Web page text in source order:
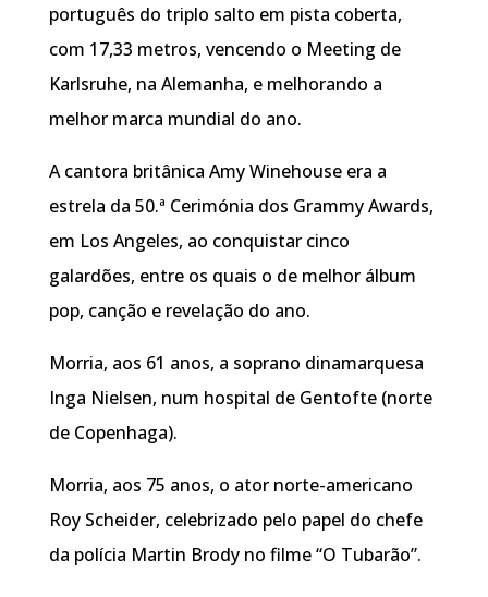
português do triplo salto em pista coberta,
com 17,33 metros, vencendo o Meeting de
Karlsruhe, na Alemanha, e melhorando a
melhor marca mundial do ano.
A cantora britânica Amy Winehouse era a
estrela da 50.ª Cerimónia dos Grammy Awards,
em Los Angeles, ao conquistar cinco
galardões, entre os quais o de melhor álbum
pop, canção e revelação do ano.
Morria, aos 61 anos, a soprano dinamarquesa
Inga Nielsen, num hospital de Gentofte (norte
de Copenhaga).
Morria, aos 75 anos, o ator norte-americano
Roy Scheider, celebrizado pelo papel do chefe
da polícia Martin Brody no filme “O Tubarão”.